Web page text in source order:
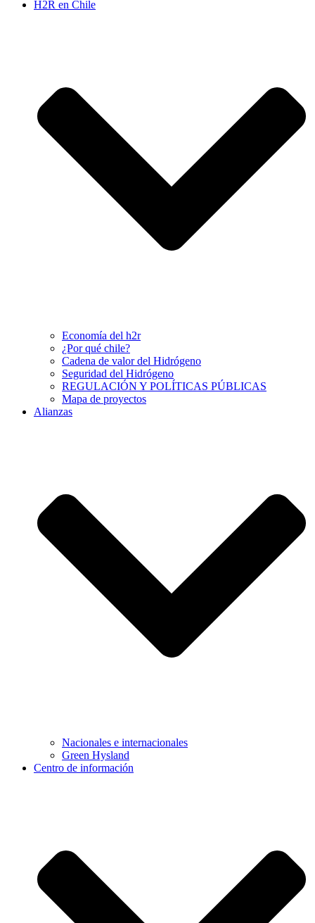
H2R en Chile
Economía del h2r
¿Por qué chile?
Cadena de valor del Hidrógeno
Seguridad del Hidrógeno
REGULACIÓN Y POLÍTICAS PÚBLICAS
Mapa de proyectos
Alianzas
Nacionales e internacionales
Green Hysland
Centro de información